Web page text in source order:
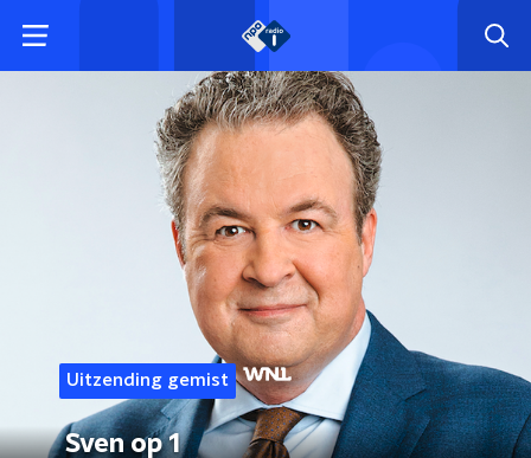
Uitzending gemist
Sven op 1